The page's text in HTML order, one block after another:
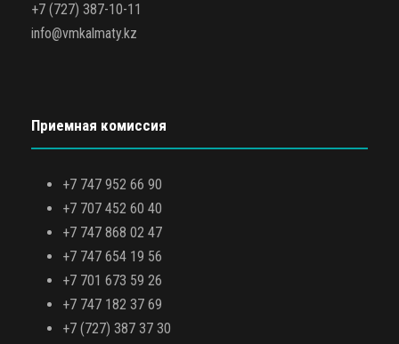
+7 (727) 387-10-11
info@vmkalmaty.kz
Приемная комиссия
+7 747 952 66 90
+7 707 452 60 40
+7 747 868 02 47
+7 747 654 19 56
+7 701 673 59 26
+7 747 182 37 69
+7 (727) 387 37 30